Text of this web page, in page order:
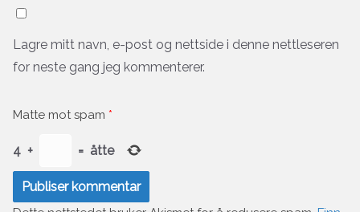
Lagre mitt navn, e-post og nettside i denne nettleseren
for neste gang jeg kommenterer.
Matte mot spam *
4 + = åtte